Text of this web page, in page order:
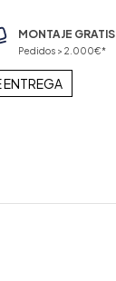
MONTAJE GRATIS
Pedidos > 2.000€*
ENTREGA